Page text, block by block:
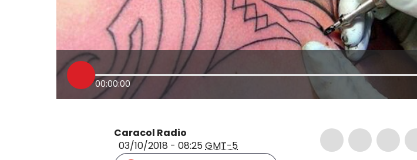
00:00:00
Caracol Radio
03/10/2018 - 08:25GMT-5